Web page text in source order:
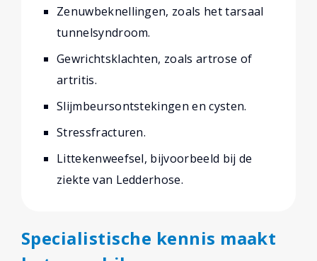
Zenuwbeknellingen, zoals het tarsaal
tunnelsyndroom.
Gewrichtsklachten, zoals artrose of
artritis.
Slijmbeursontstekingen en cysten.
Stressfracturen.
Littekenweefsel, bijvoorbeeld bij de
ziekte van Ledderhose.
Specialistische kennis maakt